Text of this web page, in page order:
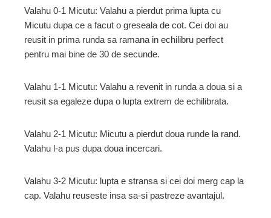
Valahu 0-1 Micutu: Valahu a pierdut prima lupta cu
Micutu dupa ce a facut o greseala de cot. Cei doi au
reusit in prima runda sa ramana in echilibru perfect
pentru mai bine de 30 de secunde.
Valahu 1-1 Micutu: Valahu a revenit in runda a doua si a
reusit sa egaleze dupa o lupta extrem de echilibrata.
Valahu 2-1 Micutu: Micutu a pierdut doua runde la rand.
Valahu l-a pus dupa doua incercari.
Valahu 3-2 Micutu: lupta e stransa si cei doi merg cap la
cap. Valahu reuseste insa sa-si pastreze avantajul.